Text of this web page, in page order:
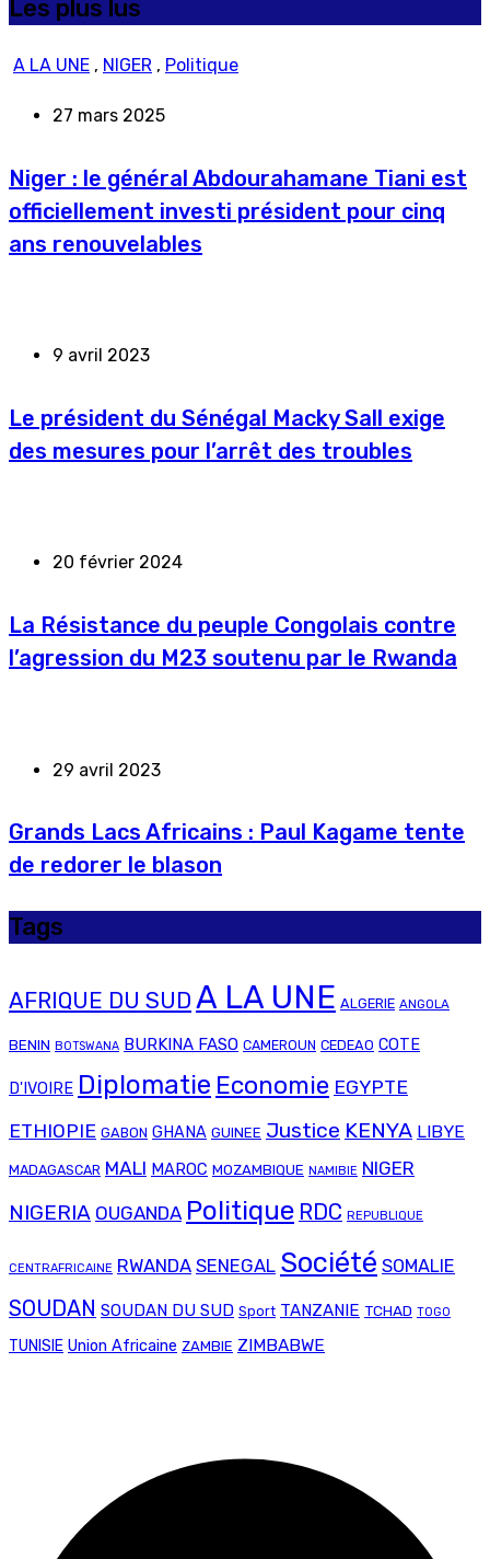
Les plus lus
A LA UNE , NIGER , Politique
27 mars 2025
Niger : le général Abdourahamane Tiani est
officiellement investi président pour cinq
ans renouvelables
9 avril 2023
Le président du Sénégal Macky Sall exige
des mesures pour l’arrêt des troubles
20 février 2024
La Résistance du peuple Congolais contre
l’agression du M23 soutenu par le Rwanda
29 avril 2023
Grands Lacs Africains : Paul Kagame tente
de redorer le blason
Tags
AFRIQUE DU SUD A LA UNE ALGERIE ANGOLA
BENIN BOTSWANA BURKINA FASO CAMEROUN CEDEAO COTE
D'IVOIRE Diplomatie Economie EGYPTE
ETHIOPIE GABON GHANA GUINEE Justice KENYA LIBYE
MADAGASCAR MALI MAROC MOZAMBIQUE NAMIBIE NIGER
NIGERIA OUGANDA Politique RDC REPUBLIQUE
CENTRAFRICAINE RWANDA SENEGAL Société SOMALIE
SOUDAN SOUDAN DU SUD Sport TANZANIE TCHAD TOGO
TUNISIE Union Africaine ZAMBIE ZIMBABWE